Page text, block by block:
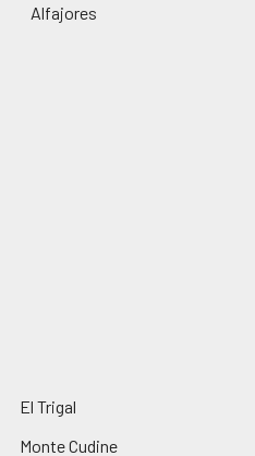
Alfajores
El Trigal
Monte Cudine